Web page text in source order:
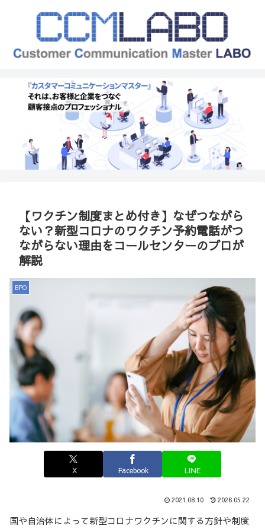
【ワクチン制度まとめ付き】なぜつながら
ない？新型コロナのワクチン予約電話がつ
ながらない理由をコールセンターのプロが
解説
BPO
X Facebook LINE
2021.08.10 2026.05.22
国や自治体によって新型コロナワクチンに関する方針や制度